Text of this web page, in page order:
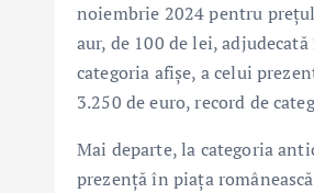
noiembrie 2024 pentru
aur, de 100 de lei,
categoria afișe, a celui
3.250 de euro, record de
Mai departe, la categoria
prezență în piața